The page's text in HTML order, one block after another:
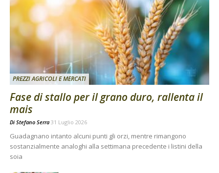
PREZZI AGRICOLI E MERCATI
Fase di stallo per il grano duro, rallenta il
mais
Di Stefano Serra 31 Luglio 2026
Guadagnano intanto alcuni punti gli orzi, mentre rimangono
sostanzialmente analoghi alla settimana precedente i listini della
soia